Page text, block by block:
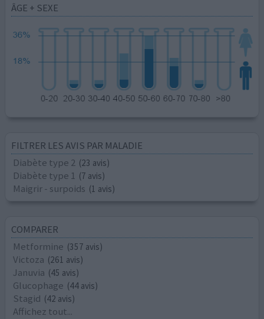
ÂGE + SEXE
FILTRER LES AVIS PAR MALADIE
Diabète type 2 (23 avis)
Diabète type 1 (7 avis)
Maigrir - surpoids (1 avis)
COMPARER
Metformine (357 avis)
Victoza (261 avis)
Januvia (45 avis)
Glucophage (44 avis)
Stagid (42 avis)
Affichez tout...